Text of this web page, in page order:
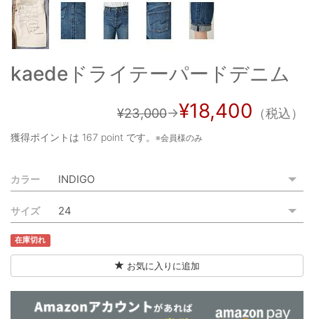
新規会員登録
特定商取引法に基づく表記
お問い合わせ
kaedeドライテーパードデニム
¥23,000→¥18,400 （税込）
獲得ポイントは 167 point です。 ※会員様のみ
カラー
サイズ
在庫切れ
お気に入りに追加